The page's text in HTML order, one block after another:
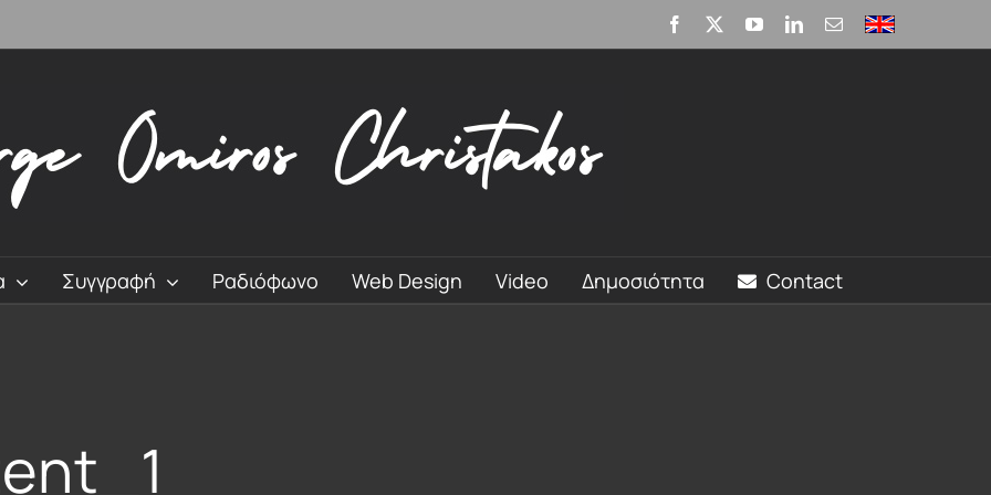
Facebook YouTubeLinkedIn
EmailEnglish
Συγγραφή Ραδιόφωνο Web Design Video Δημοσιότητα Contact